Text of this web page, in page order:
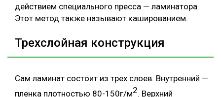
действием специального пресса — ламинатора.
Этот метод также называют кашированием.
Трехслойная конструкция
Сам ламинат состоит из трех слоев. Внутренний —
пленка плотностью 80-150г/м2. Верхний